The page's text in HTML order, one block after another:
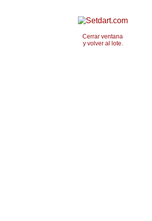
Cerrar ventana
y volver al lote.